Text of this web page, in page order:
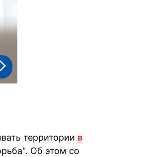
территории в
Об этом со